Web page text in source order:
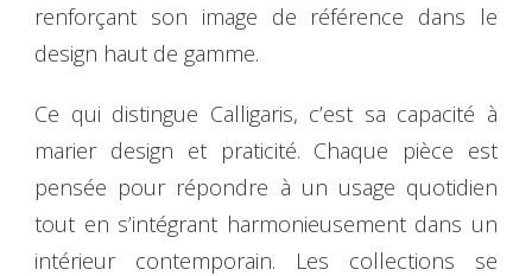
renforçant son image de référence dans le
design haut de gamme.
Ce qui distingue Calligaris, c’est sa capacité à
marier design et praticité. Chaque pièce est
pensée pour répondre à un usage quotidien
tout en s’intégrant harmonieusement dans un
intérieur contemporain. Les collections se